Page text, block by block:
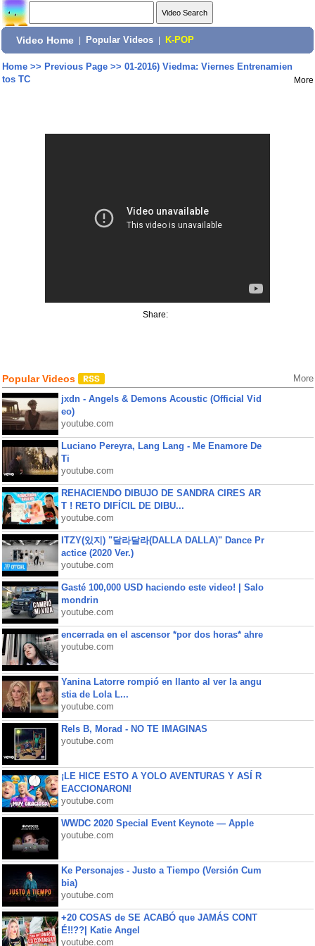
Video Home Popular Videos K-POP
Home>> Previous Page>> 01-2016) Viedma: Viernes Entrenamien
tos TC
More
Share:
Popular Videos More
jxdn - Angels & Demons Acoustic (Official Vid
eo)
youtube.com
Luciano Pereyra, Lang Lang - Me Enamore De
Ti
youtube.com
REHACIENDO DIBUJO DE SANDRA CIRES AR
T ! RETO DIFÍCIL DE DIBU...
youtube.com
ITZY(있지) "달라달라(DALLA DALLA)" Dance Pr
actice (2020 Ver.)
youtube.com
Gasté 100,000 USD haciendo este video! | Salo
mondrin
youtube.com
encerrada en el ascensor *por dos horas* ahre
youtube.com
Yanina Latorre rompió en llanto al ver la angu
stia de Lola L...
youtube.com
Rels B, Morad - NO TE IMAGINAS
youtube.com
¡LE HICE ESTO A YOLO AVENTURAS Y ASÍ R
EACCIONARON!
youtube.com
WWDC 2020 Special Event Keynote — Apple
youtube.com
Ke Personajes - Justo a Tiempo (Versión Cum
bia)
youtube.com
+20 COSAS de SE ACABÓ que JAMÁS CONT
É!!??| Katie Angel
youtube.com